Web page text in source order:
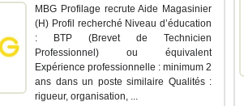
MBG Profilage recrute Aide Magasinier
(H) Profil recherché Niveau d’éducation
: BTP (Brevet de Technicien
Professionnel) ou équivalent
Expérience professionnelle : minimum 2
ans dans un poste similaire Qualités :
rigueur, organisation, ...